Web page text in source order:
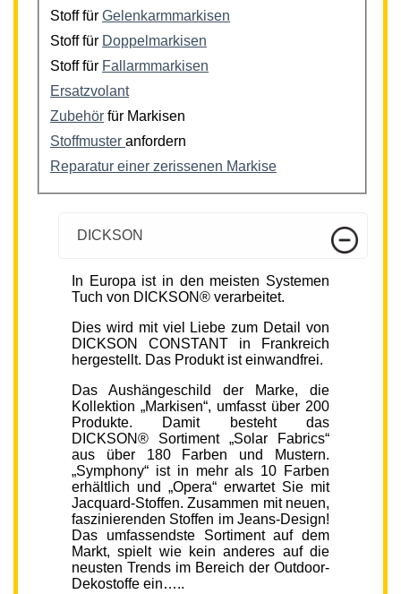
Stoff für Gelenkarmmarkisen
Stoff für Doppelmarkisen
Stoff für Fallarmmarkisen
Ersatzvolant
Zubehör für Markisen
Stoffmuster anfordern
Reparatur einer zerissenen Markise
DICKSON
In Europa ist in den meisten Systemen
Tuch von DICKSON® verarbeitet.
Dies wird mit viel Liebe zum Detail von
DICKSON CONSTANT in Frankreich
hergestellt. Das Produkt ist einwandfrei.
Das Aushängeschild der Marke, die
Kollektion „Markisen“, umfasst über 200
Produkte. Damit besteht das
DICKSON® Sortiment „Solar Fabrics“
aus über 180 Farben und Mustern.
„Symphony“ ist in mehr als 10 Farben
erhältlich und „Opera“ erwartet Sie mit
Jacquard-Stoffen. Zusammen mit neuen,
faszinierenden Stoffen im Jeans-Design!
Das umfassendste Sortiment auf dem
Markt, spielt wie kein anderes auf die
neusten Trends im Bereich der Outdoor-
Dekostoffe ein…..